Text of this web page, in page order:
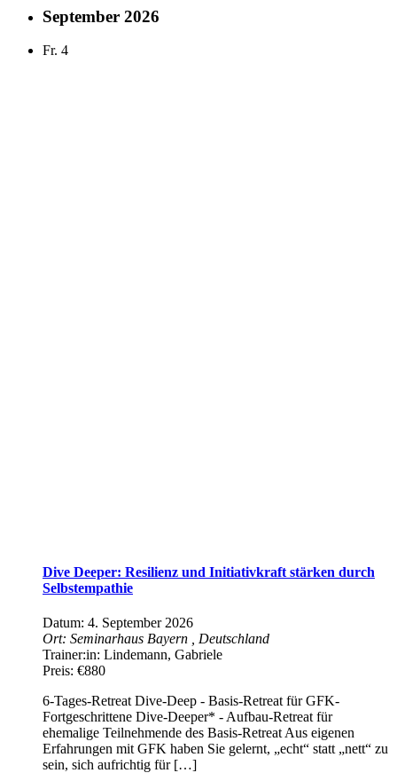
September 2026
Fr. 4
Dive Deeper: Resilienz und Initiativkraft stärken durch
Selbstempathie
Datum: 4. September 2026
Ort: Seminarhaus Bayern
, Deutschland
Trainer:in: Lindemann, Gabriele
Preis: €880
6-Tages-Retreat Dive-Deep - Basis-Retreat für GFK-
Fortgeschrittene Dive-Deeper* - Aufbau-Retreat für
ehemalige Teilnehmende des Basis-Retreat Aus eigenen
Erfahrungen mit GFK haben Sie gelernt, „echt“ statt „nett“ zu
sein, sich aufrichtig für […]